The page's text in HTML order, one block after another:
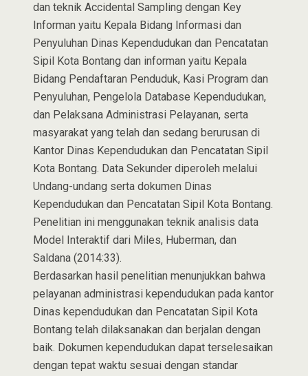
dan teknik Accidental Sampling dengan Key
Informan yaitu Kepala Bidang Informasi dan
Penyuluhan Dinas Kependudukan dan Pencatatan
Sipil Kota Bontang dan informan yaitu Kepala
Bidang Pendaftaran Penduduk, Kasi Program dan
Penyuluhan, Pengelola Database Kependudukan,
dan Pelaksana Administrasi Pelayanan, serta
masyarakat yang telah dan sedang berurusan di
Kantor Dinas Kependudukan dan Pencatatan Sipil
Kota Bontang. Data Sekunder diperoleh melalui
Undang-undang serta dokumen Dinas
Kependudukan dan Pencatatan Sipil Kota Bontang.
Penelitian ini menggunakan teknik analisis data
Model Interaktif dari Miles, Huberman, dan
Saldana (2014:33).
Berdasarkan hasil penelitian menunjukkan bahwa
pelayanan administrasi kependudukan pada kantor
Dinas kependudukan dan Pencatatan Sipil Kota
Bontang telah dilaksanakan dan berjalan dengan
baik. Dokumen kependudukan dapat terselesaikan
dengan tepat waktu sesuai dengan standar